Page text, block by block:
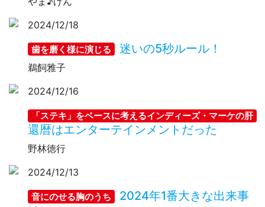
2024/12/18
歯を磨く様に演じる 迷いの5秒ルール！
鵜飼雅子
2024/12/16
「ステキ」をベースに考えるインディーズ・マーケの肝
還暦はエンターテインメントだった
野林徳行
2024/12/13
音にのせる胸のうち
2024年1番大きな出来事